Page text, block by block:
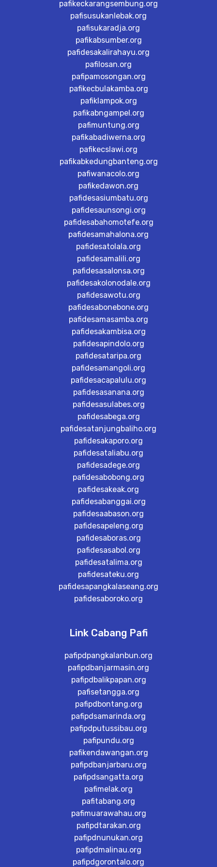
pafikeckarangsembung.org
pafisusukanlebak.org
pafisukaradja.org
pafikabsumber.org
pafidesakalirahayu.org
pafilosan.org
pafipamosongan.org
pafikecbulakamba.org
pafiklampok.org
pafikabngampel.org
pafimuntung.org
pafikabadiwerna.org
pafikecslawi.org
pafikabkedungbanteng.org
pafiwanacolo.org
pafikedawon.org
pafidesasiumbatu.org
pafidesaunsongi.org
pafidesabahomotefe.org
pafidesamahalona.org
pafidesatolala.org
pafidesamalili.org
pafidesasalonsa.org
pafidesakolonodale.org
pafidesawotu.org
pafidesabonebone.org
pafidesamasamba.org
pafidesakambisa.org
pafidesapindolo.org
pafidesataripa.org
pafidesamangoli.org
pafidesacapalulu.org
pafidesasanana.org
pafidesasulabes.org
pafidesabega.org
pafidesatanjungbaliho.org
pafidesakaporo.org
pafidesataliabu.org
pafidesadege.org
pafidesabobong.org
pafidesakeak.org
pafidesabanggai.org
pafidesaabason.org
pafidesapeleng.org
pafidesaboras.org
pafidesasabol.org
pafidesatalima.org
pafidesateku.org
pafidesapangkalaseang.org
pafidesaboroko.org
Link Cabang Pafi
pafipdpangkalanbun.org
pafipdbanjarmasin.org
pafipdbalikpapan.org
pafisetangga.org
pafipdbontang.org
pafipdsamarinda.org
pafipdputussibau.org
pafipundu.org
pafikendawangan.org
pafipdbanjarbaru.org
pafipdsangatta.org
pafimelak.org
pafitabang.org
pafimuarawahau.org
pafipdtarakan.org
pafipdnunukan.org
pafipdmalinau.org
pafipdgorontalo.org